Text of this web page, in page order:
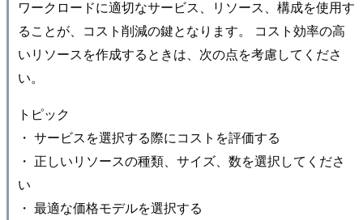
ワークロードに適切なサービス、リソース、構成を使用す
ることが、コスト削減の鍵となります。 コスト効率の高
いリソースを作成するときは、次の点を考慮してくださ
い。
トピック
・ サービスを選択する際にコストを評価する
・ 正しいリソースの種類、サイズ、数を選択してくださ
い
・ 最適な価格モデルを選択する